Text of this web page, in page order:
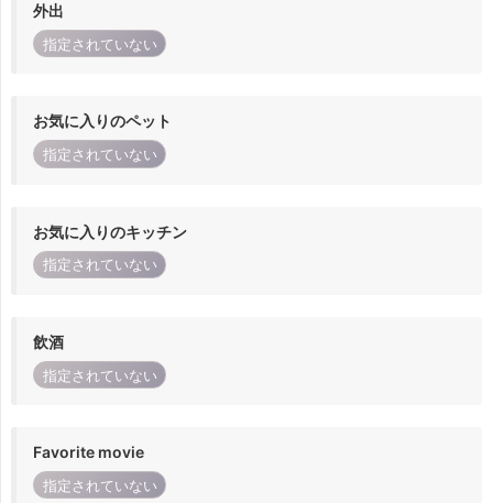
外出
指定されていない
お気に入りのペット
指定されていない
お気に入りのキッチン
指定されていない
飲酒
指定されていない
Favorite movie
指定されていない